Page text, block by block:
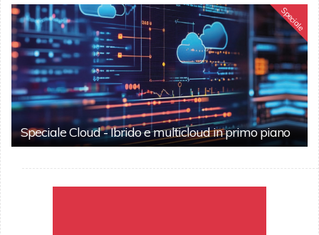
Speciale
Speciale Cloud - Ibrido e multicloud in primo piano